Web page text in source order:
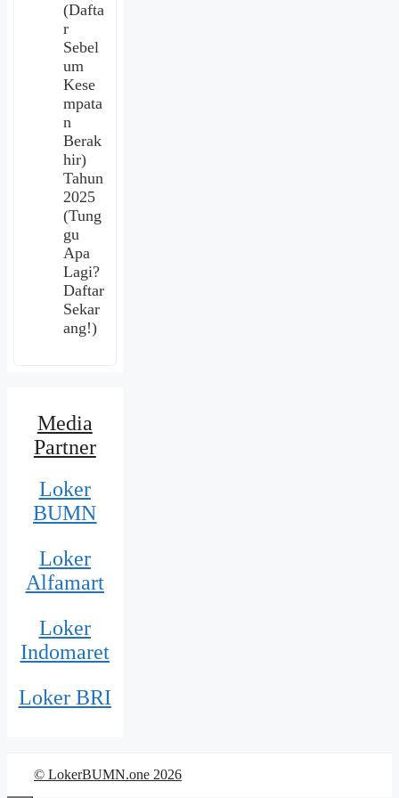
(Dafta
r
Sebel
um
Kese
mpata
n
Berak
hir)
Tahun
2025
(Tung
gu
Apa
Lagi?
Daftar
Sekar
ang!)
Media
Partner
Loker
BUMN
Loker
Alfamart
Loker
Indomaret
Loker BRI
© LokerBUMN.one 2026